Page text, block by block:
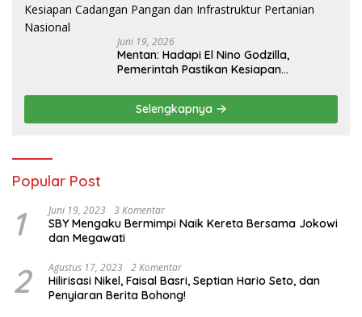
Juni 19, 2026
Mentan: Hadapi El Nino Godzilla,
Pemerintah Pastikan Kesiapan
Pertanian Nasional
Selengkapnya
Popular Post
1 Juni 19, 2023 3 Komentar
SBY Mengaku Bermimpi Naik Kereta Bersama Jokowi
dan Megawati
2 Agustus 17, 2023 2 Komentar
Hilirisasi Nikel, Faisal Basri, Septian Hario Seto, dan
Penyiaran Berita Bohong!